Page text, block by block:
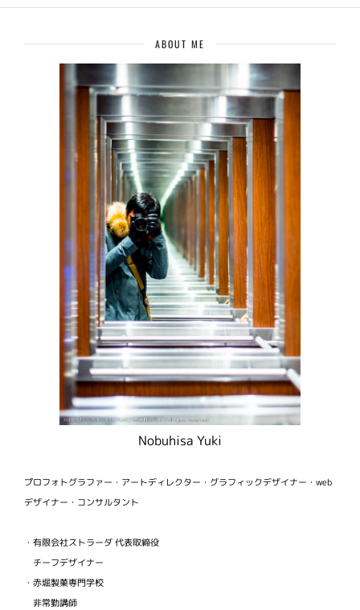
ABOUT ME
Nobuhisa Yuki
プロフォトグラファー・アートディレクター・グラフィックデザイナー・web
デザイナー・コンサルタント
・有限会社ストラーダ 代表取締役
チーフデザイナー
・赤堀製菓専門学校
非常勤講師